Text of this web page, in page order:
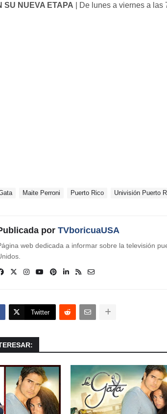
SU NUEVA ETAPA | De lunes a viernes a
Maite Perroni Puerto Rico Univisión Puerto
por TVboricuaUSA
web dedicada a informar sobre la televisión
Twitter